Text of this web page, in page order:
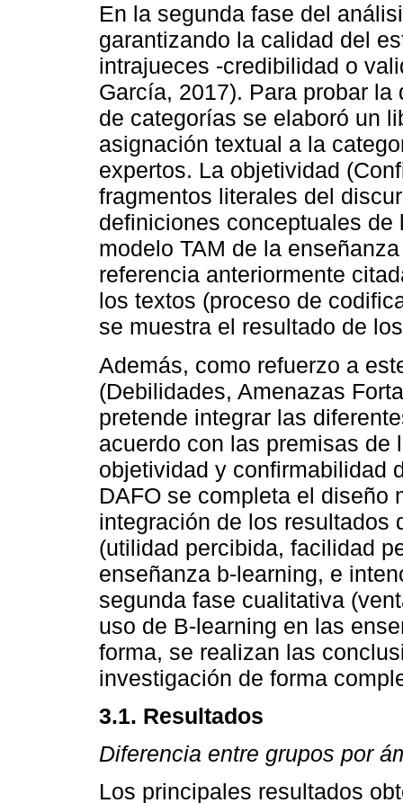
En la segunda fase del
garantizando la calidad del
intrajueces -credibilidad o
García, 2017). Para probar
de categorías se elaboró un
asignación textual a la
expertos. La objetividad
fragmentos literales del
definiciones conceptuales
modelo TAM de la
referencia anteriormente
los textos (proceso de
se muestra el resultado de
Además, como refuerzo a
(Debilidades, Amenazas
pretende integrar las
acuerdo con las premisas de
objetividad y confirmabilidad
DAFO se completa el diseño
integración de los resultados
(utilidad percibida, facilidad
enseñanza b-learning, e
segunda fase cualitativa
uso de B-learning en las
forma, se realizan las
investigación de forma
3.1. Resultados
Diferencia entre grupos por
Los principales resultados